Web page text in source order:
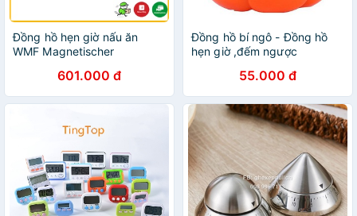
Đồng hồ hẹn giờ nấu ăn
WMF Magnetischer
601.000 đ
Đồng hồ bí ngô - Đồng hồ
hẹn giờ ,đếm ngược
55.000 đ